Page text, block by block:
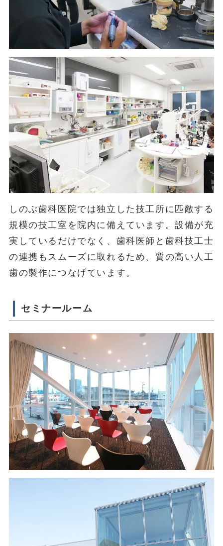
しのぶ歯科医院では独立した技工所に匹敵する
規模の技工室を院内に備えています。設備が充
実しているだけでなく、歯科医師と歯科技工士
の連携もスムーズに取れるため、質の高い人工
歯の製作につなげています。
セミナールーム